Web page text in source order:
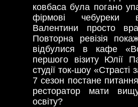
ковбаса була погано
фірмові чебуреки
Валентини просто
Повторна ревізія
відбулися в кафе
першого візиту Юлії
студії ток-шоу «Страсті
7 сезон постане
ресторатор мати
освіту?